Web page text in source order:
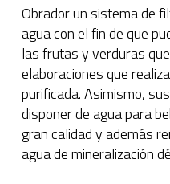
Obrador un sistema de
agua con el fin de que
las frutas y verduras
elaboraciones que
purificada. Asimismo,
disponer de agua para
gran calidad y además
agua de mineralización